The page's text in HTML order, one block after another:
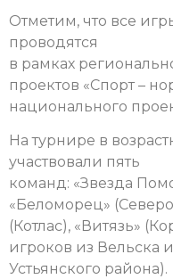
Отметим, что все
проводятся
в рамках
проектов «Спорт –
национального
На турнире в
участвовали пять
команд: «Звезда
«Беломорец»
(Котлас), «Витязь»
игроков из Вельска
Устьянского района).